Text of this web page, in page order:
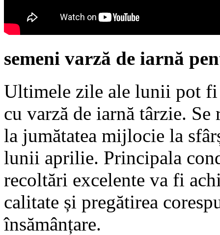
semeni varză de iarnă
Ultimele zile ale lunii pot
cu varză de iarnă târzie. Se
la jumătatea mijlocie la
lunii aprilie. Principala
recoltări excelente va fi
calitate și pregătirea
însămânțare.